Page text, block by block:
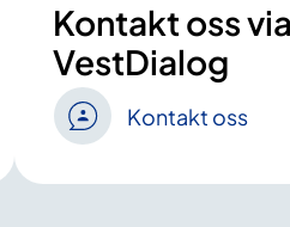
Kontakt oss via
VestDialog
Kontakt oss